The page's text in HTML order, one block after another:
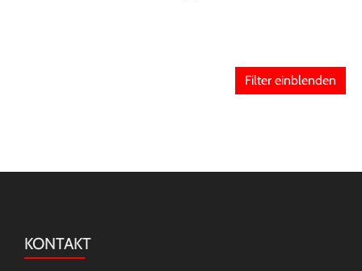
Filter einblenden
KONTAKT